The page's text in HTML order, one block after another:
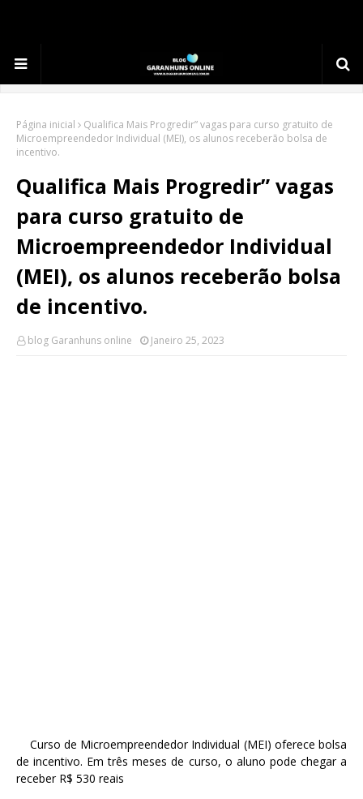
Página inicial
Qualifica Mais Progredir” vagas para curso gratuito de
Microempreendedor Individual (MEI), os alunos receberão bolsa de
incentivo.
Qualifica Mais Progredir” vagas
para curso gratuito de
Microempreendedor Individual
(MEI), os alunos receberão bolsa
de incentivo.
blog Garanhuns online Janeiro 25, 2023
Curso de Microempreendedor Individual (MEI) oferece bolsa
de incentivo. Em três meses de curso, o aluno pode chegar a
receber R$ 530 reais